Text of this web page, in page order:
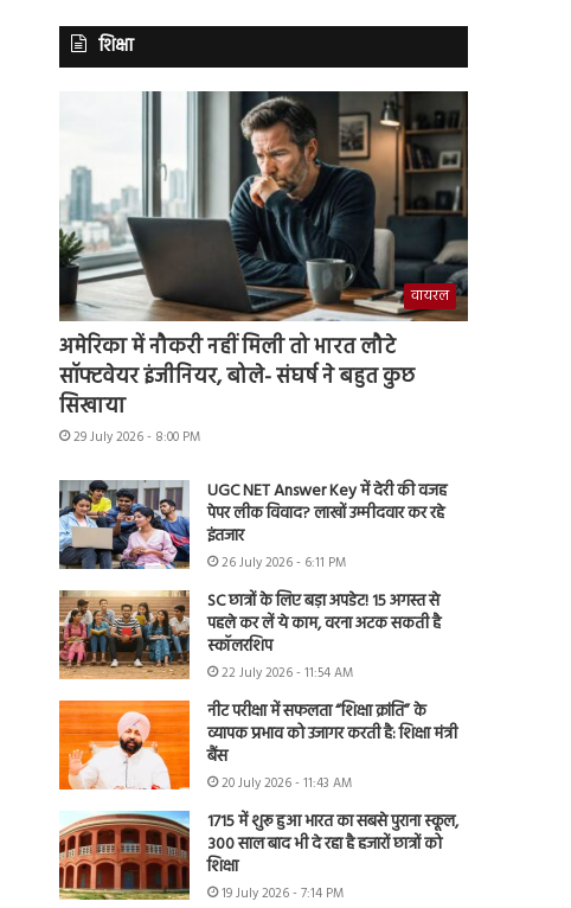
शिक्षा
वायरल
अमेरिका में नौकरी नहीं मिली तो भारत लौटे
सॉफ्टवेयर इंजीनियर, बोले- संघर्ष ने बहुत कुछ
सिखाया
29 July 2026 - 8:00 PM
UGC NET Answer Key में देरी की वजह
पेपर लीक विवाद? लाखों उम्मीदवार कर रहे
इंतजार
26 July 2026 - 6:11 PM
SC छात्रों के लिए बड़ा अपडेट! 15 अगस्त से
पहले कर लें ये काम, वरना अटक सकती है
स्कॉलरशिप
22 July 2026 - 11:54 AM
नीट परीक्षा में सफलता “शिक्षा क्रांति” के
व्यापक प्रभाव को उजागर करती है: शिक्षा मंत्री
बैंस
20 July 2026 - 11:43 AM
1715 में शुरू हुआ भारत का सबसे पुराना स्कूल,
300 साल बाद भी दे रहा है हजारों छात्रों को
शिक्षा
19 July 2026 - 7:14 PM